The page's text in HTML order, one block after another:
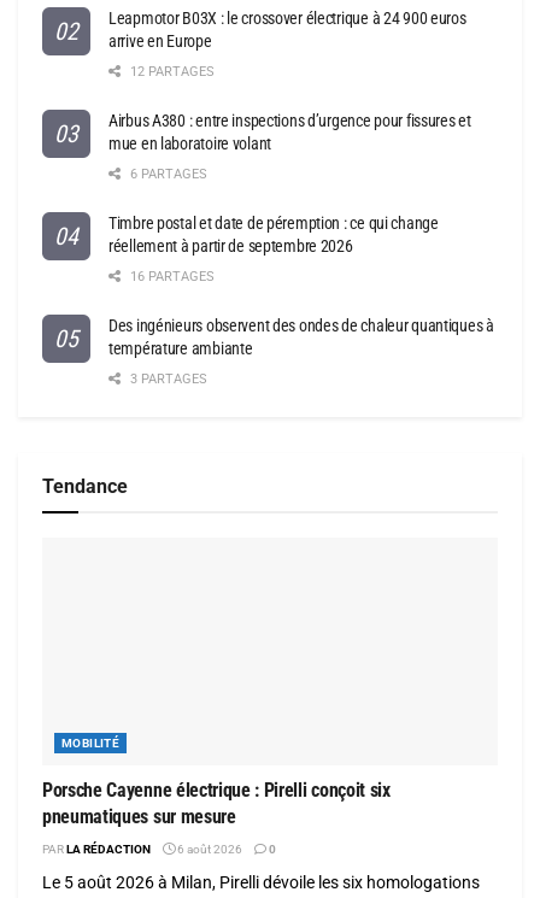
Leapmotor B03X : le crossover électrique à 24 900 euros
arrive en Europe
12 PARTAGES
Airbus A380 : entre inspections d’urgence pour fissures et
mue en laboratoire volant
6 PARTAGES
Timbre postal et date de péremption : ce qui change
réellement à partir de septembre 2026
16 PARTAGES
Des ingénieurs observent des ondes de chaleur quantiques à
température ambiante
3 PARTAGES
Tendance
MOBILITÉ
Porsche Cayenne électrique : Pirelli conçoit six
pneumatiques sur mesure
PARLA RÉDACTION 6 août 2026 0
Le 5 août 2026 à Milan, Pirelli dévoile les six homologations